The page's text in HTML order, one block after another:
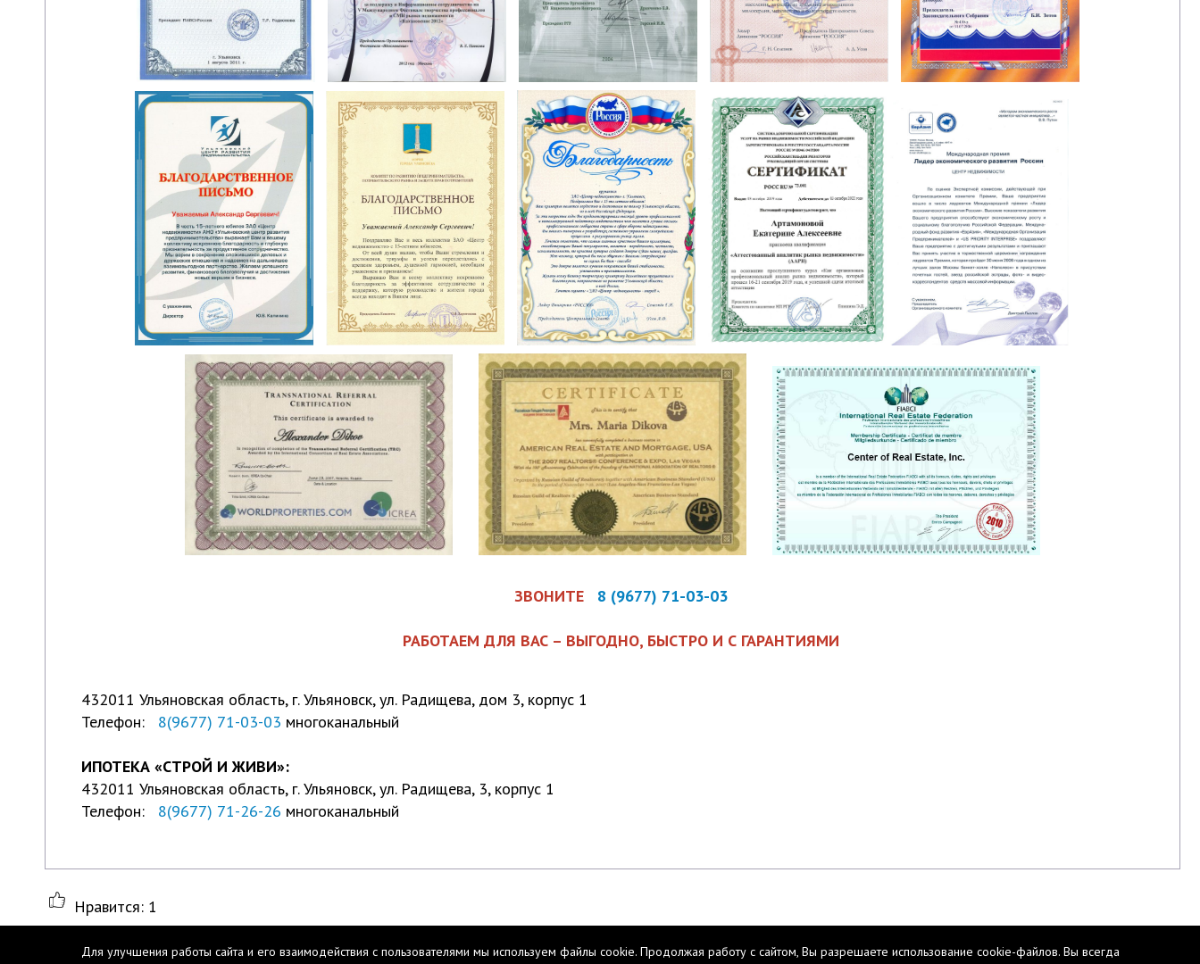
ЗВОНИТЕ 8 (9677) 71-03-03
РАБОТАЕМ ДЛЯ ВАС – ВЫГОДНО, БЫСТРО И С ГАРАНТИЯМИ
432011 Ульяновская область, г. Ульяновск, ул. Радищева, дом 3, корпус 1
Телефон: 8(9677) 71-03-03 многоканальный
ИПОТЕКА «СТРОЙ И ЖИВИ»:
432011 Ульяновская область, г. Ульяновск, ул. Радищева, 3, корпус 1
Телефон: 8(9677) 71-26-26 многоканальный
Нравится: 1
Для улучшения работы сайта и его взаимодействия с пользователями мы используем файлы cookie. Продолжая работу с сайтом, Вы разрешаете использование cookie-файлов. Вы всегда